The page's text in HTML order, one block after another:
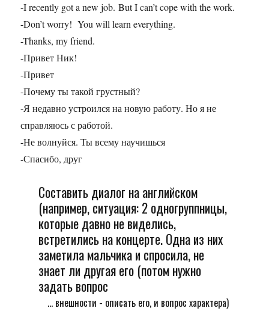
-I recently got a new job. But I can’t cope with the work.
-Don’t worry! You will learn everything.
-Thanks, my friend.
-Привет Ник!
-Привет
-Почему ты такой грустный?
-Я недавно устроился на новую работу. Но я не
справляюсь с работой.
-Не волнуйся. Ты всему научишься
-Спасибо, друг
Составить диалог на английском
(например, ситуация: 2 одногруппницы,
которые давно не виделись,
встретились на концерте. Одна из них
заметила мальчика и спросила, не
знает ли другая его (потом нужно
задать вопрос
... внешности - описать его, и вопрос характера)